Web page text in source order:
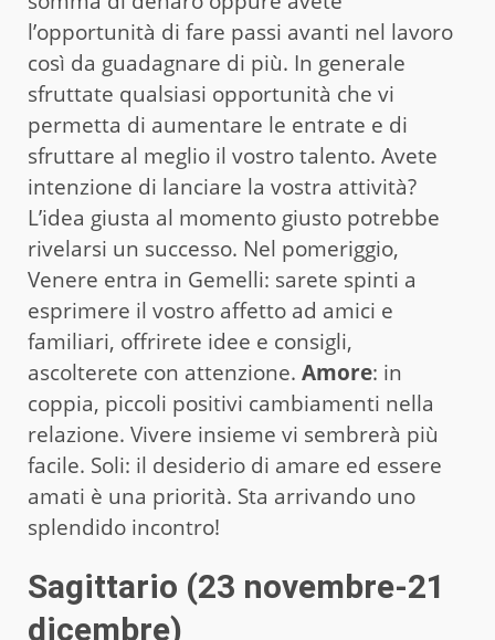
l’opportunità di fare passi avanti nel lavoro
così da guadagnare di più. In generale
sfruttate qualsiasi opportunità che vi
permetta di aumentare le entrate e di
sfruttare al meglio il vostro talento. Avete
intenzione di lanciare la vostra attività?
L’idea giusta al momento giusto potrebbe
rivelarsi un successo. Nel pomeriggio,
Venere entra in Gemelli: sarete spinti a
esprimere il vostro affetto ad amici e
familiari, offrirete idee e consigli,
ascolterete con attenzione. Amore: in
coppia, piccoli positivi cambiamenti nella
relazione. Vivere insieme vi sembrerà più
facile. Soli: il desiderio di amare ed essere
amati è una priorità. Sta arrivando uno
splendido incontro!
Sagittario (23 novembre-21
dicembre)